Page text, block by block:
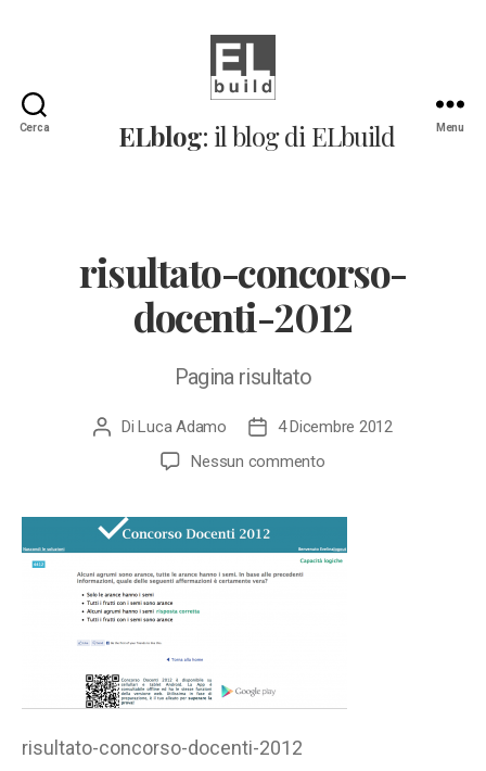
Cerca
Il
blog
ELblog: il blog di ELbuild Menu
risultato-concorso-
docenti-2012
Pagina risultato
Autore
DiLuca Adamo
Data
dell'articolo
4 Dicembre 2012
Nessun commentosu
2012
risultato-concorso-docenti-2012